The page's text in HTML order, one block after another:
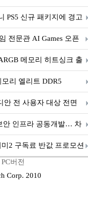
PS5 신규 패키지에 경고
전문관 AI Games 오픈
메모리 히트싱크 출
리 엘리트 DDR5
전 사용자 대상 전면
안 인프라 공동개발… 차
2 구독료 반값 프로모션
버전
Corp. 2010